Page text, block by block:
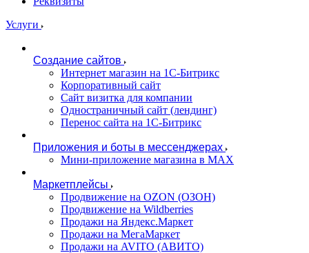
Услуги
Создание сайтов
Интернет магазин на 1С-Битрикс
Корпоративный сайт
Сайт визитка для компании
Одностраничный сайт (лендинг)
Перенос сайта на 1С-Битрикс
Приложения и боты в мессенджерах
Мини-приложение магазина в MAX
Маркетплейсы
Продвижение на OZON (ОЗОН)
Продвижение на Wildberries
Продажи на Яндекс.Маркет
Продажи на МегаМаркет
Продажи на AVITO (АВИТО)